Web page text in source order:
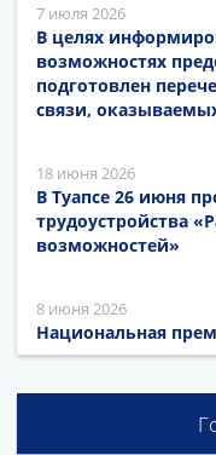
7 июля 2026
В целях
возможностях
подготовлен
связи,
18 июня 2026
В Туапсе 26 июня
трудоустройства
возможностей»
8 июня 2026
Национальная